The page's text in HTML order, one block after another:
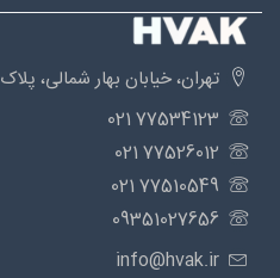
تهران، خیابان بهار شمالی، پلاک 259
77534123 021
77526012 021
77510549 021
09351027656
info@hvak.ir